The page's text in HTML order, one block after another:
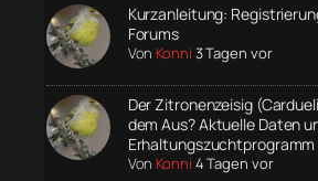
Kurzanleitung:
Forums
Von Konni 3 Tagen vor
Der Zitronenzeisig
dem Aus? Aktuelle Daten
Erhaltungszuchtprogramm
Von Konni 4 Tagen vor